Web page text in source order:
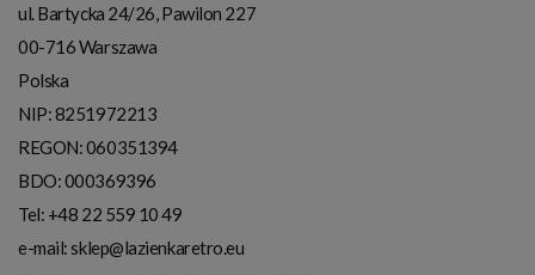
ul. Bartycka 24/26, Pawilon 227
00-716Warszawa
Polska
NIP:8251972213
REGON: 060351394
BDO: 000369396
Tel: +48 22 559 10 49
e-mail:sklep@lazienkaretro.eu